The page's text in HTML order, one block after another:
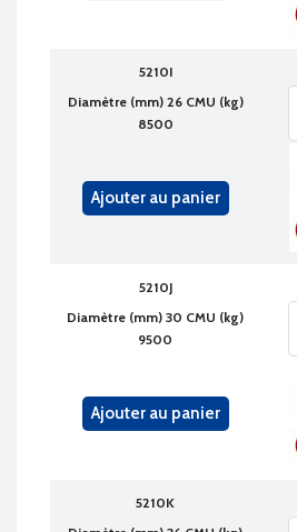
5210I
Diamètre (mm) 26 CMU (kg)
8500
Ajouter au panier
5210J
Diamètre (mm) 30 CMU (kg)
9500
Ajouter au panier
5210K